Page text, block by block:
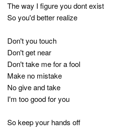
The way I figure you dont exist
So you'd better realize
Don't you touch
Don't get near
Don't take me for a fool
Make no mistake
No give and take
I'm too good for you
So keep your hands off